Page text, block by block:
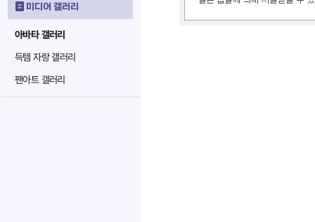
미디어 갤러리
아바타 갤러리
득템 자랑 갤러리
팬아트 갤러리